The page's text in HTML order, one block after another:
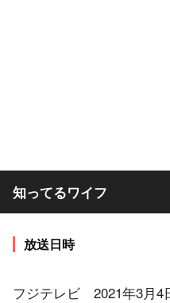
知ってるワイフ
放送日時
フジテレビ 2021年3月4